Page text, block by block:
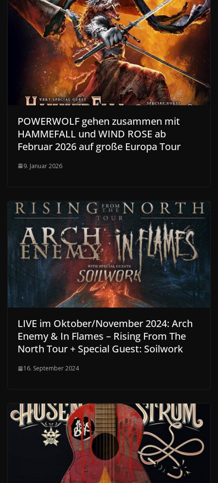
POWERWOLF gehen zusammen mit
HAMMEFALL und WIND ROSE ab
Februar 2026 auf große Europa Tour
9. Januar 2026
LIVE im Oktober/November 2024: Arch
Enemy & In Flames – Rising From The
North Tour + Special Guest: Soilwork
16. September 2024